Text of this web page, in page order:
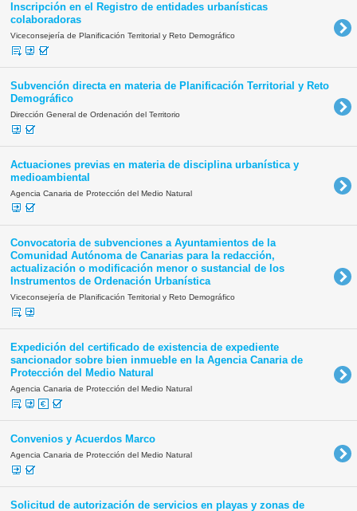
Inscripción en el Registro de entidades urbanísticas
colaboradoras
Viceconsejería de Planificación Territorial y Reto Demográfico
Subvención directa en materia de Planificación Territorial y Reto
Demográfico
Dirección General de Ordenación del Territorio
Actuaciones previas en materia de disciplina urbanística y
medioambiental
Agencia Canaria de Protección del Medio Natural
Convocatoria de subvenciones a Ayuntamientos de la
Comunidad Autónoma de Canarias para la redacción,
actualización o modificación menor o sustancial de los
Instrumentos de Ordenación Urbanística
Viceconsejería de Planificación Territorial y Reto Demográfico
Expedición del certificado de existencia de expediente
sancionador sobre bien inmueble en la Agencia Canaria de
Protección del Medio Natural
Agencia Canaria de Protección del Medio Natural
Convenios y Acuerdos Marco
Agencia Canaria de Protección del Medio Natural
Solicitud de autorización de servicios en playas y zonas de